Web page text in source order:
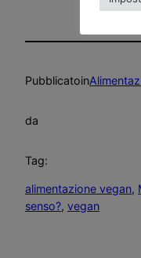
Pubblicatoin
da
Tag:
alimentazione vegan,
senso?, vegan